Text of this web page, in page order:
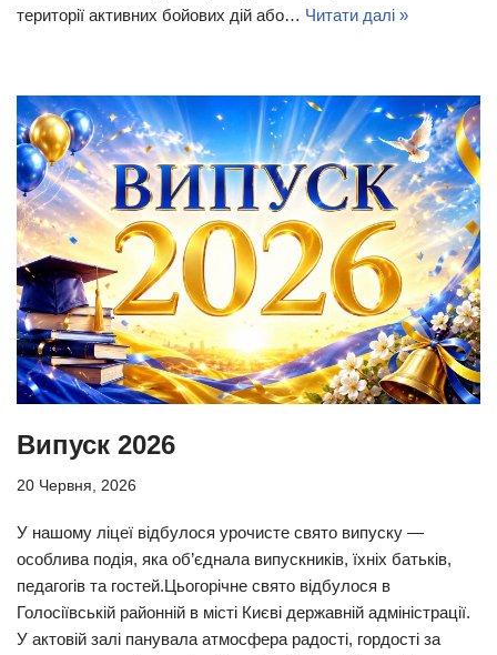
території активних бойових дій або… Читати далі »
Випуск 2026
20 Червня, 2026
У нашому ліцеї відбулося урочисте свято випуску —
особлива подія, яка об’єднала випускників, їхніх батьків,
педагогів та гостей.Цьогорічне свято відбулося в
Голосіївській районній в місті Києві державній адміністрації.
У актовій залі панувала атмосфера радості, гордості за